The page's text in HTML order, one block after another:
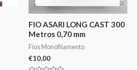
FIO ASARI LONG CAST 300
Metros 0,70 mm
Fios Monofilamento
€10,00